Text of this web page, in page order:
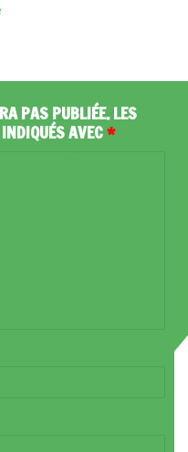
PAS PUBLIÉE.LES
AVEC*